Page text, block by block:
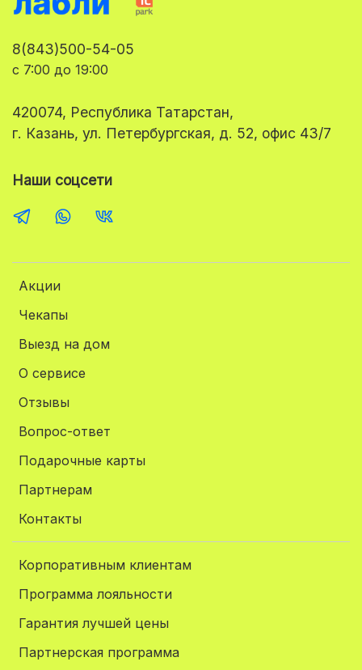
Акции
Чекапы
Выезд на дом
О сервисе
Отзывы
Вопрос-ответ
Подарочные карты
Партнерам
Контакты
Корпоративным клиентам
Программа лояльности
Гарантия лучшей цены
Партнерская программа
8(843)500-54-05
с 7:00 до 19:00
420074, Республика Татарстан,
г. Казань, ул. Петербургская, д. 52, офис 43/7
Наши соцсети